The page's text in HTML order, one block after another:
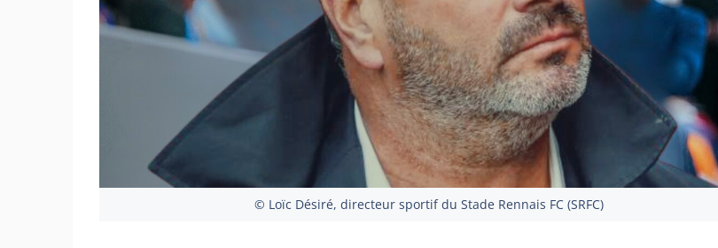
© Loïc Désiré, directeur sportif du Stade Rennais FC (SRFC)